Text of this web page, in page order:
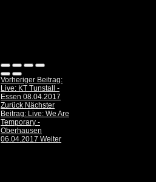
Vorheriger Beitrag:
Live: KT Tunstall -
Essen 08.04.2017
Zurück Nächster
Beitrag: Live: We Are
Temporary -
Oberhausen
06.04.2017 Weiter